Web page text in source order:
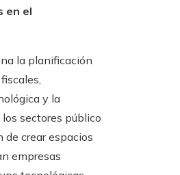
en el
la planificación
y la
sectores público
de crear espacios
empresas